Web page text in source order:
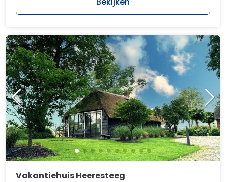
Vakantiehuis Heeresteeg